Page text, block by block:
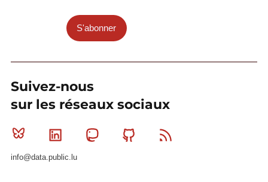
S'abonner
Suivez-nous
sur les réseaux sociaux
Bluesky Linkedin MastodonGithub
info@data.public.lu